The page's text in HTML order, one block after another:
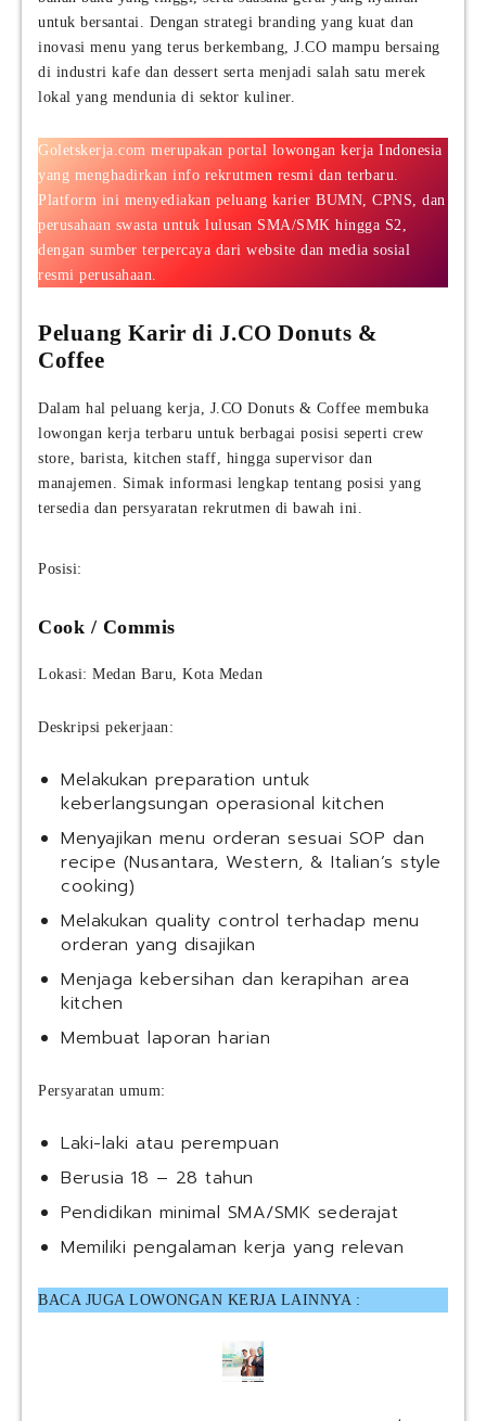
untuk bersantai. Dengan strategi branding yang kuat dan
inovasi menu yang terus berkembang, J.CO mampu bersaing
di industri kafe dan dessert serta menjadi salah satu merek
lokal yang mendunia di sektor kuliner.
Goletskerja.com merupakan portal lowongan kerja Indonesia
yang menghadirkan info rekrutmen resmi dan terbaru.
Platform ini menyediakan peluang karier BUMN, CPNS, dan
perusahaan swasta untuk lulusan SMA/SMK hingga S2,
dengan sumber terpercaya dari website dan media sosial
resmi perusahaan.
Peluang Karir di J.CO Donuts &
Coffee
Dalam hal peluang kerja, J.CO Donuts & Coffee membuka
lowongan kerja terbaru untuk berbagai posisi seperti crew
store, barista, kitchen staff, hingga supervisor dan
manajemen. Simak informasi lengkap tentang posisi yang
tersedia dan persyaratan rekrutmen di bawah ini.
Posisi:
Cook / Commis
Lokasi: Medan Baru, Kota Medan
Deskripsi pekerjaan:
Melakukan preparation untuk
keberlangsungan operasional kitchen
Menyajikan menu orderan sesuai SOP dan
recipe (Nusantara, Western, & Italian’s style
cooking)
Melakukan quality control terhadap menu
orderan yang disajikan
Menjaga kebersihan dan kerapihan area
kitchen
Membuat laporan harian
Persyaratan umum:
Laki-laki atau perempuan
Berusia 18 – 28 tahun
Pendidikan minimal SMA/SMK sederajat
Memiliki pengalaman kerja yang relevan
BACA JUGA LOWONGAN KERJA LAINNYA :